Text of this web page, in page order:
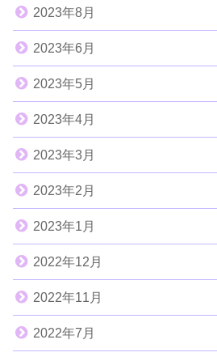
2023年8月
2023年6月
2023年5月
2023年4月
2023年3月
2023年2月
2023年1月
2022年12月
2022年11月
2022年7月